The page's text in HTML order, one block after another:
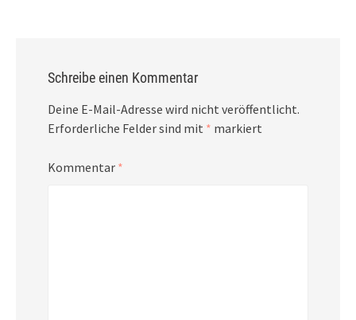
Schreibe einen Kommentar
Deine E-Mail-Adresse wird nicht veröffentlicht.
Erforderliche Felder sind mit * markiert
Kommentar *